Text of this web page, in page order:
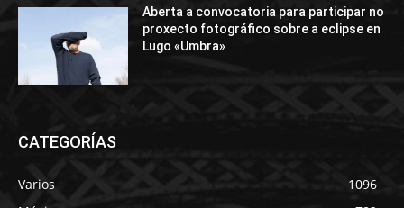
Aberta a convocatoria para participar no
proxecto fotográfico sobre a eclipse en
Lugo «Umbra»
CATEGORÍAS
Varios
1096